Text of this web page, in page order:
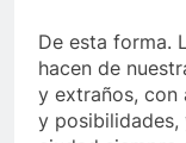
De esta forma.
hacen de
y extraños, con
y posibilidades,